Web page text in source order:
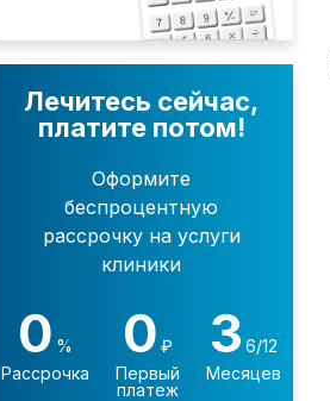
Лечитесь сейчас,
платите потом!
Оформите
беспроцентную
рассрочку на услуги
клиники
0 %
Рассрочка
0 ₽
Первый
платеж
3 6/12
Месяцев